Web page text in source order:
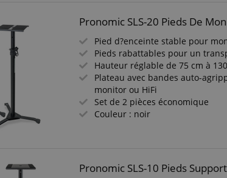
Pronomic SLS-20 Pieds De
Pied d?enceinte stable pour
Pieds rabattables pour un
Hauteur réglable de 75 cm à
Plateau avec bandes auto-
monitor ou HiFi
Set de 2 pièces économique
Couleur : noir
Pronomic SLS-10 Pieds